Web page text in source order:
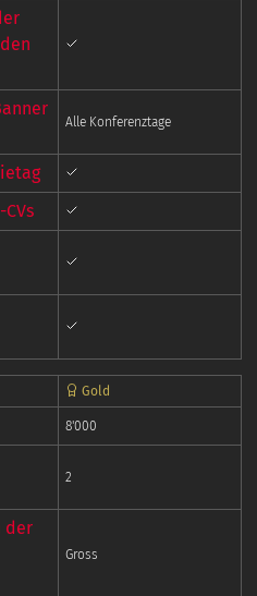
Alle Konferenztage
Gold
8'000
2
der
Gross